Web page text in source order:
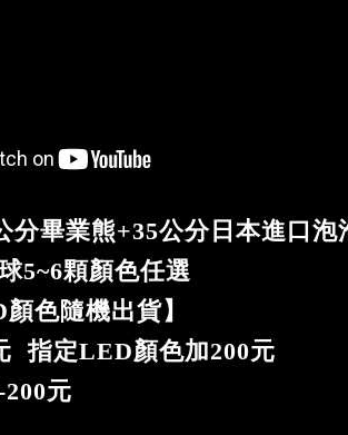
分畢業熊+35公分日本進口泡
5~6顆顏色任選
色隨機出貨】
指定LED顏色加200元
元